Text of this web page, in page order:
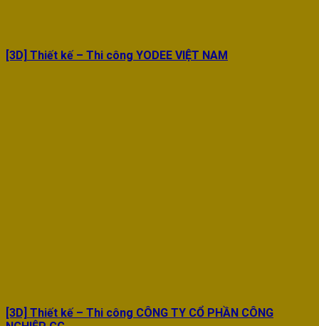
[3D] Thiết kế – Thi công YODEE VIỆT NAM
[3D] Thiết kế – Thi công CÔNG TY CỔ PHẦN CÔNG